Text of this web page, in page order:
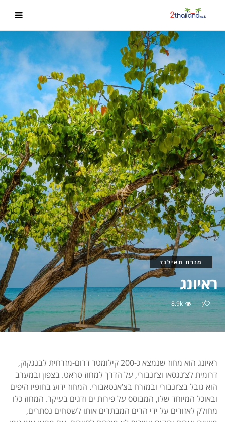
מזרח תאילנד
ראיונג
1
8.9k
ראיונג הוא מחוז שנמצא כ-200 קילומטר דרום-מזרחית לבנגקוק,
דרומית לצ’נגסאו וצ’ונבורי, על הדרך למחוז טראט. בצפון ובמערב
הוא גובל בצ’ונבורי ובמזרח בצ’אנטאבורי. המחוז ידוע בחופיו היפים
ובאוכל המיוחד שלו, המבוסס על פירות ים ודגים בעיקר. המחוז כלו
מחולק לאזורים על ידי הרים המבתרים אותו לשטחים נסתרים,